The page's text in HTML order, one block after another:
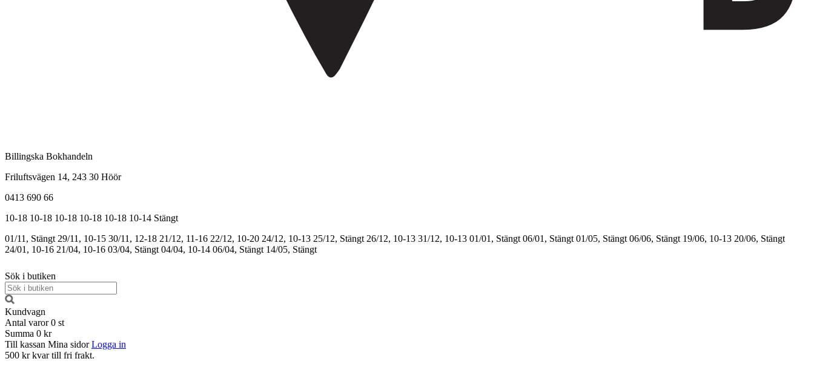
Billingska Bokhandeln
Friluftsvägen 14, 243 30 Höör
0413 690 66
10-18 10-18 10-18 10-18 10-18 10-14 Stängt
01/11, Stängt 29/11, 10-15 30/11, 12-18 21/12, 11-16 22/12, 10-20 24/12, 10-13 25/12, Stängt 26/12, 10-13 31/12, 10-13 01/01, Stängt 06/01, Stängt 01/05, Stängt 06/06, Stängt 19/06, 10-13 20/06, Stängt
24/01, 10-16 21/04, 10-16 03/04, Stängt 04/04, 10-14 06/04, Stängt 14/05, Stängt
Sök i butiken
Kundvagn
Antal varor 0 st
Summa 0 kr
Till kassan Mina sidor Logga in
500 kr kvar till fri frakt.